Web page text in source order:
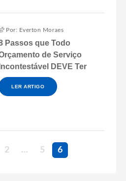
Por: Everton Moraes
Passos que Todo
de Serviço
Incontestável DEVE Ter
LER ARTIGO
2 … 5 6